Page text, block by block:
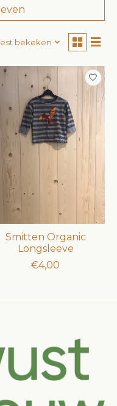
bekeken
Smitten Organic
Longsleeve
€4,00